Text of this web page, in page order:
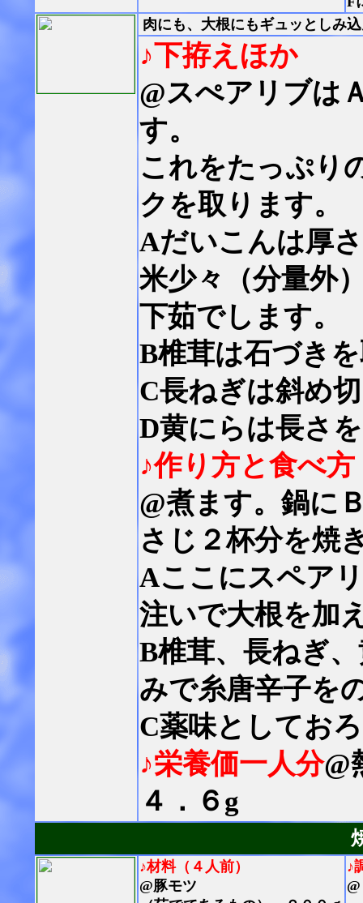
肉にも、大根にもギュッとしみ
♪下拵えほか
@スぺアリブは
す。
これをたっぷり
クを取ります。
Aだいこんは厚
米少々（分量外
下茹でします。
B椎茸は石づき
C長ねぎは斜め
D黄にらは長さ
♪作り方と食べ方
@煮ます。鍋に
さじ２杯分を焼
Aここにスペア
注いで大根を加
B椎茸、長ねぎ
みで糸唐辛子を
C薬味としてお
♪栄養価一人分@
４．６g
♪材料（４人前）
@豚モツ
♪